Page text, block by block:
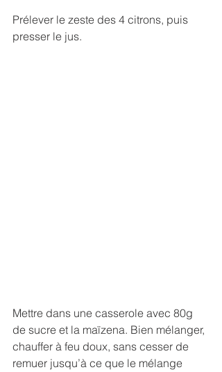
Prélever le zeste des 4 citrons, puis
presser le jus.
Mettre dans une casserole avec 80g
de sucre et la maïzena. Bien mélanger,
chauffer à feu doux, sans cesser de
remuer jusqu’à ce que le mélange